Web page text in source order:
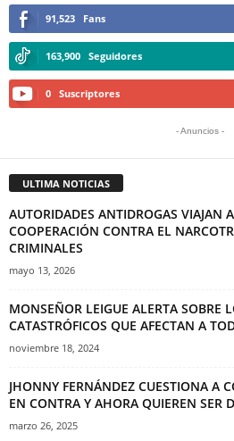
91,523 Fans
163,900 Seguidores
0 Suscriptores
- Anuncios -
ULTIMA NOTICIAS
AUTORIDADES ANTIDROGAS VIAJAN
COOPERACIÓN CONTRA EL
CRIMINALES
mayo 13, 2026
MONSEÑOR LEIGUE ALERTA SOBRE
CATASTRÓFICOS QUE AFECTAN A
noviembre 18, 2024
JHONNY FERNÁNDEZ CUESTIONA A
EN CONTRA Y AHORA QUIEREN SER
marzo 26, 2025